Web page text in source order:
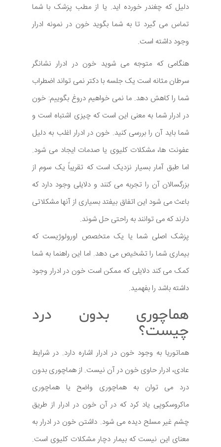
دلیل که چغندر خورده اید. یا از مطب پزشک با شما
تماس می گیرد تا به شما بگوید خون در نمونه ادرار
وجود داشته است.
هنگامی که متوجه می شوید خون در ادرار نشانگر
سرطان مثانه است یک جلسه با دکتر نمی تواند اضطراب
شما را کاهش دهد. ما نمی خواهیم دروغ بگوییم: خون
در ادرار شما به معنی این است که چیزی اشتباه است و
شما باید آن را بررسی کنید. خون در ادرار اغلب به دلیل
عفونت ها، مشکلات کلیوی یا صدمات ایجاد می شود.
اما طبق آمار بسیار نزدیک است که تقریباً یک سوم از
بزرگسالان آن را تجربه می کنند و دلایلی وجود دارد که
باعث می شود این اتفاق بیفتد بسیاری از آنها مشکلاتی
دارند که می توانند به راحتی حل شوند.
پزشک اصلی شما یا یک متخصص اورولوژیست که
بیماری شما را تشخیص می دهد. اما این راهنما به شما
کمک می کند دلایلی که ممکن است خون در ادرار وجود
داشته باشد را بفهمید.
هماچوری بدون درد
چیست؟
هماتوریا به وجود خون در ادرار اشاره دارد. در شرایط
عادی، ادرار حاوی خون در آن نیست. از هماچوری بدون
درد می توان به هماچوری واضح یا هماچوری
ماکروسکوپی یاد کرد که در آن خون در ادرار از طریق
چشم غیر مسلح دیده می شود. داشتن خون در ادرار به
معنای این نیست که بیمار دچار مشکلات کلیوی است.